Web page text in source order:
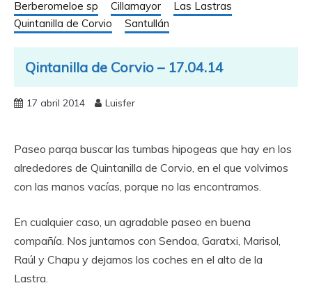
Berberomeloe sp Cillamayor
Las Lastras
Quintanilla de Corvio
Santullán
Qintanilla de Corvio – 17.04.14
17 abril 2014 Luisfer
Paseo parqa buscar las tumbas hipogeas que hay en los
alrededores de Quintanilla de Corvio, en el que volvimos
con las manos vacías, porque no las encontramos.
En cualquier caso, un agradable paseo en buena
compañía. Nos juntamos con Sendoa, Garatxi, Marisol,
Raúl y Chapu y dejamos los coches en el alto de la
Lastra.